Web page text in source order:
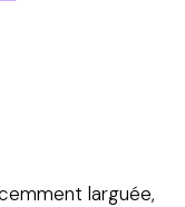
larguée,